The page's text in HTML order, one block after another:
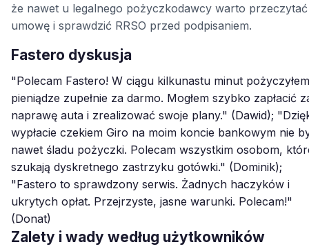
że nawet u legalnego pożyczkodawcy warto przeczytać
umowę i sprawdzić RRSO przed podpisaniem.
Fastero dyskusja
"Polecam Fastero! W ciągu kilkunastu minut pożyczyłem
pieniądze zupełnie za darmo. Mogłem szybko zapłacić
naprawę auta i zrealizować swoje plany." (Dawid);
wypłacie czekiem Giro na moim koncie bankowym nie
nawet śladu pożyczki. Polecam wszystkim osobom,
szukają dyskretnego zastrzyku gotówki." (Dominik);
"Fastero to sprawdzony serwis. Żadnych haczyków i
ukrytych opłat. Przejrzyste, jasne warunki. Polecam!"
(Donat)
Zalety i wady według użytkowników